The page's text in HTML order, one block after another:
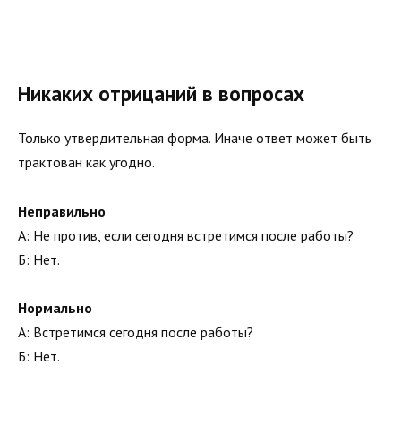
Никаких отрицаний в вопросах
Только утвердительная форма. Иначе ответ может быть
трактован как угодно.
Неправильно
А: Не против, если сегодня встретимся после работы?
Б: Нет.
Нормально
А: Встретимся сегодня после работы?
Б: Нет.